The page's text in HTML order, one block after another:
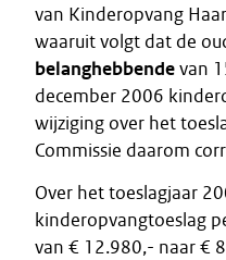
van Kinderopvang
waaruit volgt dat de
belanghebbendevan
december 2006
wijziging over het
Commissie daarom
Over het toeslagjaar
kinderopvangtoeslag
van € 12.980,- naar €